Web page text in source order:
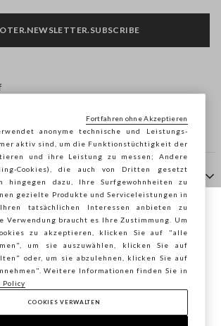
Ovs S.p.A. MwSt.-Nr. 04240010274 - Kap.
der Seite von STEFANEL
Sie Ihren Standort
BESTÄTIGEN
anonyme technische und Leistungs-
aktiv sind, um die Funktionstüchtigkeit der
und ihre Leistung zu messen; Andere
Cookies), die auch von Dritten gesetzt
hingegen dazu, Ihre Surfgewohnheiten zu
gezielte Produkte und Serviceleistungen in
tatsächlichen Interessen anbieten zu
Verwendung braucht es Ihre Zustimmung. Um
zu akzeptieren, klicken Sie auf "alle
um sie auszuwählen, klicken Sie auf
oder, um sie abzulehnen, klicken Sie auf
Weitere Informationen finden Sie in
Policy
COOKIES VERWALTEN
Fortfahren ohne Akzeptieren